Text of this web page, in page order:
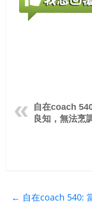
自在coach
良知，無法烹
← 自在coach 540: